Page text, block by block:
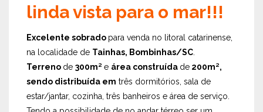
linda vista para o mar!!!
Excelente sobrado para venda no litoral catarinense,
na localidade de Tainhas, Bombinhas/SC
Terreno de 300m² e área construída de 200m²,
sendo distribuída em três dormitórios, sala de
estar/jantar, cozinha, três banheiros e área de serviço.